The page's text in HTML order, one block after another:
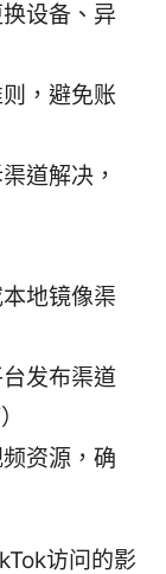
设备、异
，避免账
道解决，
地镜像渠
发布渠道
资源，确
访问的影